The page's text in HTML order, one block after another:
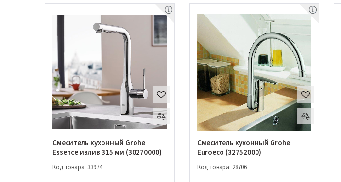
Смеситель кухонный Grohe
Essence излив 315 мм (30270000)
Код товара: 33974
Смеситель кухонный Grohe
Euroeco (32752000)
Код товара: 28706